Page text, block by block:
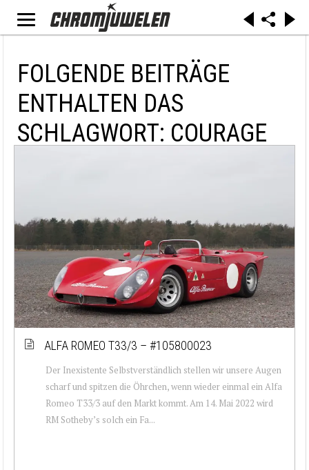
FOLGENDE BEITRÄGE
ENTHALTEN DAS
SCHLAGWORT: COURAGE
ALFA ROMEO T33/3 – #105800023
Der Inexistente Selbstverständlich stellen wir unsere Augen
scharf und spitzen die Öhrchen, wenn wieder einmal ein Alfa
Romeo T33/3 auf den Markt kommt. Am 14. Mai 2022 wird
RM Sotheby’s solch ein Fa...